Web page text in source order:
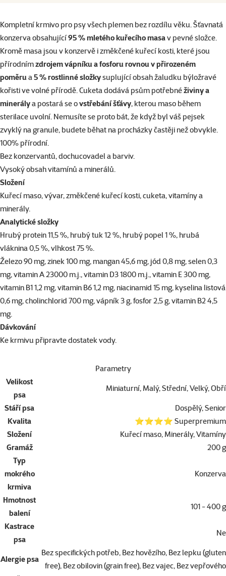
superzoo.product.detail.content
Kompletní krmivo pro psy všech plemen bez rozdílu věku. Šťavnatá
konzerva obsahující95 % mletého kuřecího masav pevné složce.
Kromě masa jsou v konzervě i změkčené kuřecí kosti, které jsou
přírodnímzdrojem vápníku a fosforu rovnou v přirozeném
poměrua5 % rostlinné složkysuplující obsah žaludku býložravé
kořisti ve volné přírodě. Cuketa dodává psům potřebnéživiny a
minerálya postará se ovstřebání šťávy, kterou maso během
sterilace uvolní. Nemusíte se proto bát, že když byl váš pejsek
zvyklý na granule, budete běhat na procházky častěji než obvykle.
100% přírodní.
Bez konzervantů, dochucovadel a barviv.
Vysoký obsah vitamínů a minerálů.
Složení
Kuřecí maso, vývar, změkčené kuřecí kosti, cuketa, vitamíny a
minerály.
Analytické složky
Hrubý protein 11,5 %, hrubý tuk 12 %, hrubý popel 1 %, hrubá
vláknina 0,5 %, vlhkost 75 %.
Železo 90 mg, zinek 100 mg, mangan 45,6 mg, jód 0,8 mg, selen 0,3
mg, vitamin A 23000 m.j., vitamin D3 1800 m.j., vitamin E 300 mg,
vitamin B1 1,2 mg, vitamin B6 1,2 mg, niacinamid 15 mg, kyselina listová
0,6 mg, cholinchlorid 700 mg, vápník 3 g, fosfor 2,5 g, vitamin B2 4,5
mg.
Dávkování
Ke krmivu připravte dostatek vody.
Parametry
Velikost
psa
Miniaturní, Malý, Střední, Velký, Obří
Stáří psa
Dospělý, Senior
Kvalita
⭐⭐⭐⭐ Superpremium
Složení
Kuřecí maso, Minerály, Vitamíny
Gramáž
200 g
Typ
mokrého
krmiva
Konzerva
Hmotnost
balení
101 - 400 g
Kastrace
psa
Ne
Alergie psa
Bez specifických potřeb, Bez hovězího, Bez lepku (gluten
free), Bez obilovin (grain free), Bez vajec, Bez vepřového